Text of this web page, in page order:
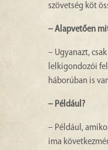
szövetség köt
– Alapvetően
– Ugyanazt,
lelkigondozói
háborúban is
– Például?
– Például,
ima